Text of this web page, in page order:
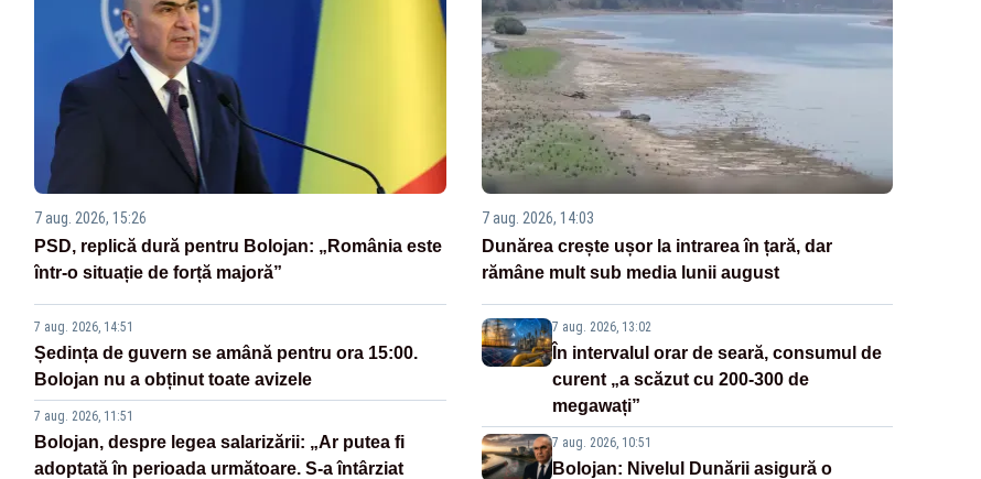
7 aug. 2026, 15:26
PSD, replică dură pentru Bolojan: „România este
într-o situație de forță majoră”
7 aug. 2026, 14:51
Ședința de guvern se amână pentru ora 15:00.
Bolojan nu a obținut toate avizele
7 aug. 2026, 11:51
Bolojan, despre legea salarizării: „Ar putea fi
adoptată în perioada următoare. S-a întârziat
7 aug. 2026, 14:03
Dunărea crește ușor la intrarea în țară, dar
rămâne mult sub media lunii august
7 aug. 2026, 13:02
În intervalul orar de seară, consumul de
curent „a scăzut cu 200-300 de
megawați”
7 aug. 2026, 10:51
Bolojan: Nivelul Dunării asigură o